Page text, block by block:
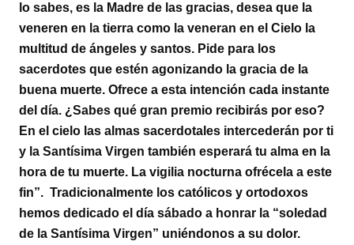
lo sabes, es la Madre de las gracias, desea que la
veneren en la tierra como la veneran en el Cielo la
multitud de ángeles y santos. Pide para los
sacerdotes que estén agonizando la gracia de la
buena muerte. Ofrece a esta intención cada instante
del día. ¿Sabes qué gran premio recibirás por eso?
En el cielo las almas sacerdotales intercederán por ti
y la Santísima Virgen también esperará tu alma en la
hora de tu muerte. La vigilia nocturna ofrécela a este
fin”. Tradicionalmente los católicos y ortodoxos
hemos dedicado el día sábado a honrar la “soledad
de la Santísima Virgen” uniéndonos a su dolor.